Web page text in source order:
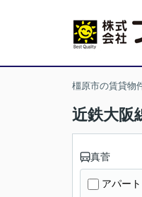
橿原市の賃貸物
近鉄大阪
真菅
アパート